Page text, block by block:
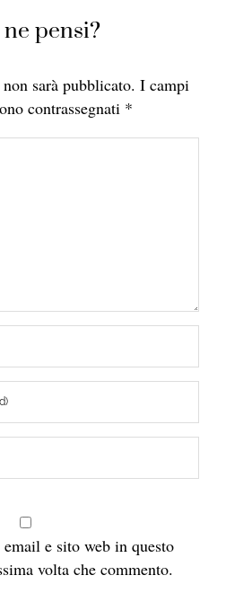
ne pensi?
sarà pubblicato. I campi
contrassegnati *
e sito web in questo
volta che commento.